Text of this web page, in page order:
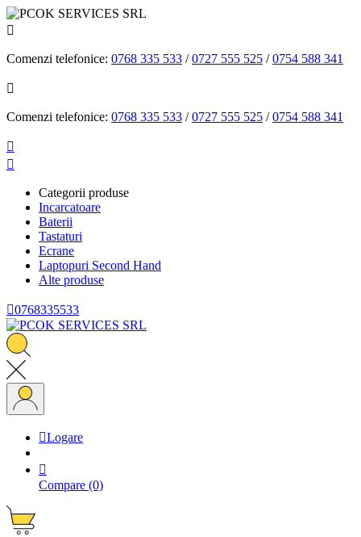

Comenzi telefonice: 0768 335 533 /0727 555 525 /0754 588 341

Comenzi telefonice: 0768 335 533 /0727 555 525 /0754 588 341


Categorii produse
Incarcatoare
Baterii
Tastaturi
Ecrane
Laptopuri Second Hand
Alte produse
0768335533
Logare

Compare (0)